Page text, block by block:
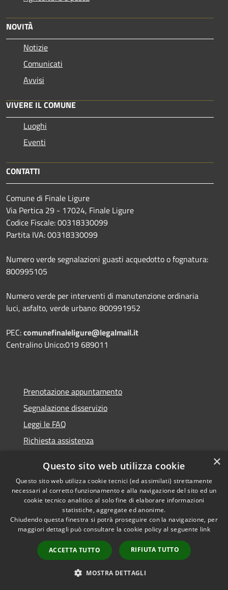
NOVITÀ
Notizie
Comunicati
Avvisi
VIVERE IL COMUNE
Luoghi
Eventi
CONTATTI
Comune di Finale Ligure
Via Pertica 29 - 17024, Finale Ligure
Codice Fiscale: 00318330099
Partita IVA: 00318330099
Numero verde segnalazioni guasti acquedotto o fognatura:
800995105
Numero verde per interventi di manutenzione ordinaria
luci, asfalto, verde urbano: 800991952
PEC:comunefinaleligure@legalmail.it
Centralino Unico:019 689011
Prenotazione appuntamento
Segnalazione disservizio
Leggi le FAQ
Richiesta assistenza
Amministrazione trasparente
Whistleblowing
Informativa privacy
Note legali
Dichiarazione di accessibilità
×
Questo sito web utilizza cookie
Questo sito web utilizza cookie tecnici (ed assimilati) strettamente
necessari al corretto funzionamento e alla navigazione del sito ed un
cookie tecnico analitico al solo fine di elaborare informazioni
statistiche, aggregate ed anonime.
Chiudendo questa finestra si potrà proseguire con la navigazione, per
maggiori dettagli può consultare la cookie policy al seguente link
ACCETTA TUTTO RIFIUTA TUTTO
MOSTRA DETTAGLI